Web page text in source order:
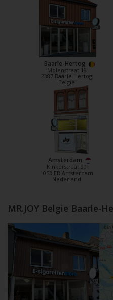
Baarle-Hertog
Molenstraat 18
2387 Baarle-Hertog
België
Amsterdam
Kinkerstraat 90
1053 EB Amsterdam
Nederland
MR.JOY Belgie Baarle-